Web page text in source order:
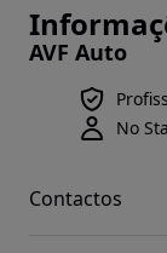
AVF Auto
No
Contactos